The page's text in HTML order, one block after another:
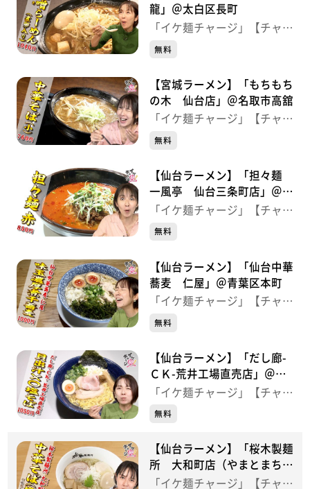
龍」＠太白区長町
「イケ麺チャージ」【チャー
ジ！】
無料
【宮城ラーメン】「もちもち
の木 仙台店」＠名取市高舘
「イケ麺チャージ」【チャー
ジ！】
無料
【仙台ラーメン】「担々麺
一風亭 仙台三条町店」＠青
葉区三条町
「イケ麺チャージ」【チャー
ジ！】
無料
【仙台ラーメン】「仙台中華
蕎麦 仁屋」＠青葉区本町
「イケ麺チャージ」【チャー
ジ！】
無料
【仙台ラーメン】「だし廊-
ＣＫ-荒井工場直売店」＠若
林区荒井
「イケ麺チャージ」【チャー
ジ！】
無料
【仙台ラーメン】「桜木製麺
所 大和町店（やまとまちて
ん）」＠若林区大和町
「イケ麺チャージ」【チャー